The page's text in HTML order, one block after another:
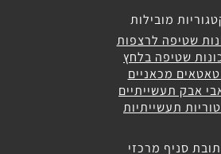
מובילות
שטיפה לרצפות
שטיפה בלחץ
מכאניים
אבק תעשייתיים
תעשייתיות
סניף מרכזי